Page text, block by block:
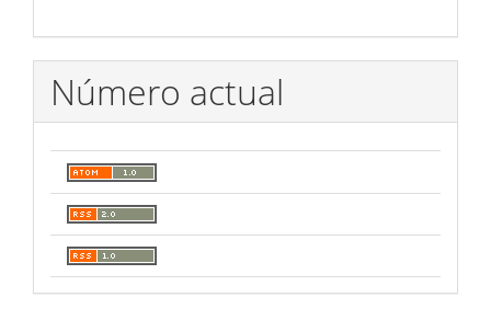
Número actual